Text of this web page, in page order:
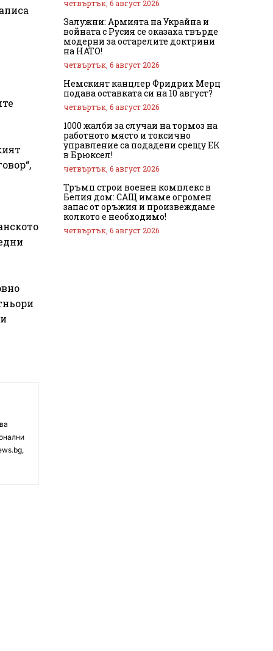
четвъртък, 6 август 2026
Залужни: Армията на Украйна и
войната с Русия се оказаха твърде
модерни за остарелите доктрини
на НАТО!
четвъртък, 6 август 2026
Немският канцлер Фридрих Мерц
подава оставката си на 10 август?
четвъртък, 6 август 2026
1000 жалби за случаи на тормоз на
работното място и токсично
управление са подадени срещу ЕК
в Брюксел!
четвъртък, 6 август 2026
Тръмп строи военен комплекс в
Белия дом: САЩ имаме огромен
запас от оръжия и произвеждаме
колкото е необходимо!
четвъртък, 6 август 2026